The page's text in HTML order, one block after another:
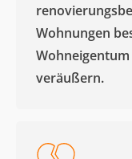
Wohnungen
veräußern. ​